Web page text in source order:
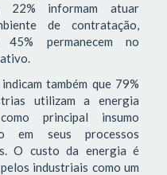
22% informam atuar
de contratação,
45% permanecem no
também que 79%
utilizam a energia
principal insumo
em seus processos
O custo da energia é
industriais como um